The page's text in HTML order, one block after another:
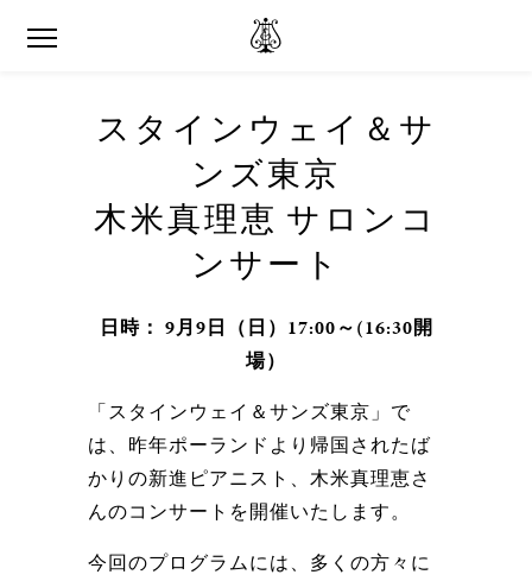
スタインウェイ＆サ
ンズ東京
木米真理恵 サロンコ
ンサート
日時： 9月9日（日）17:00～(16:30開
場）
「スタインウェイ＆サンズ東京」で
は、昨年ポーランドより帰国されたば
かりの新進ピアニスト、木米真理恵さ
んのコンサートを開催いたします。
今回のプログラムには、多くの方々に